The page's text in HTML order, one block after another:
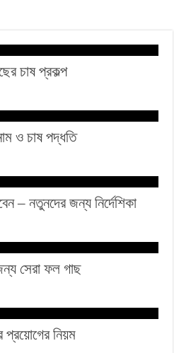
চাষ প্রকল্প
ও চাষ পদ্ধতি
– নতুনদের জন্য নির্দেশিকা
জন্য সেরা ফল গাছ
প্রয়োগের নিয়ম